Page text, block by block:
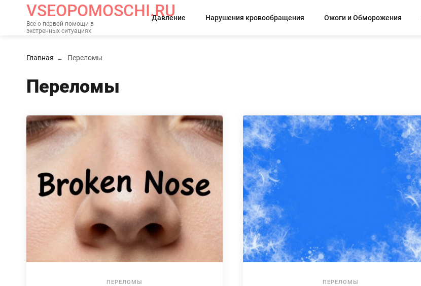
VSEOPOMOSCHI.RU
Все о первой помощи в
экстренных ситуациях
Давление Нарушения кровообращения Ожоги и Обморожения
Главная Переломы
Переломы
ПЕРЕЛОМЫ ПЕРЕЛОМЫ